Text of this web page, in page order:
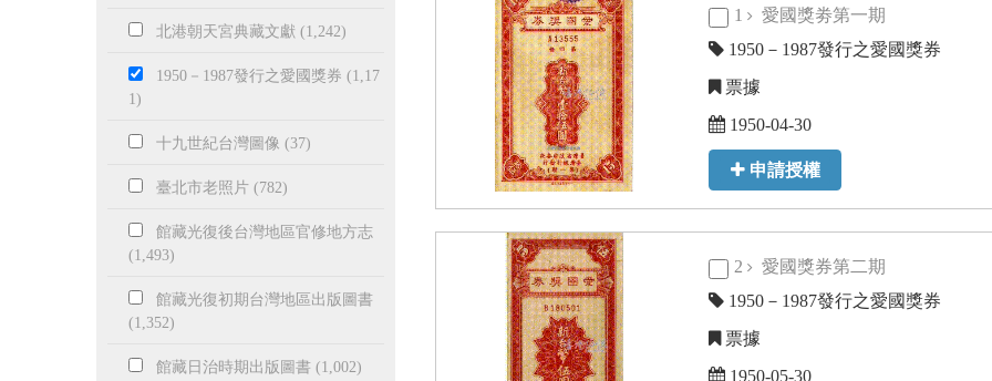
北港朝天宮典藏文獻 (1,242)
1950－1987發行之愛國獎券 (1,17
1)
十九世紀台灣圖像 (37)
臺北市老照片 (782)
館藏光復後台灣地區官修地方志
(1,493)
館藏光復初期台灣地區出版圖書
(1,352)
館藏日治時期出版圖書 (1,002)
1
愛國獎劵第一期
1950－1987發行之愛國獎券
票據
1950-04-30
申請授權
2
愛國獎券第二期
1950－1987發行之愛國獎券
票據
1950-05-30